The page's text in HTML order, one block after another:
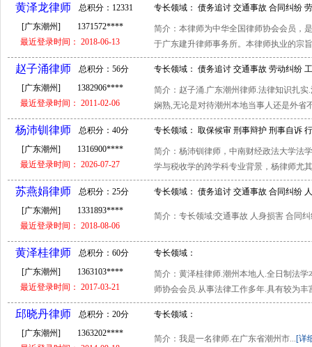
黄泽龙律师 总积分：12331
分
[广东潮州]
1371572****
最近登录时间： 2018-06-13
专长领域： 债务追讨 交通事故 合同纠纷
调查 合同审查 文书代理
简介：本律师为中华全国律师协会会员，
于广东建升律师事务所。本律师执业的宗
赵子涌律师
总积分：56分
[广东潮州]
1382906****
最近登录时间： 2011-02-06
专长领域： 债务追讨 交通事故 劳动纠纷
辩护
简介：赵子涌.广东潮州律师.法律知识扎
娴熟,无论是对待潮州本地当事人还是外省
杨沛钏律师
总积分：40分
[广东潮州]
1316900****
最近登录时间： 2026-07-27
专长领域： 取保候审 刑事辩护 刑事自诉
国安 公司犯罪
简介：杨沛钏律师，中南财经政法大学法
学与税收学的跨学科专业背景，杨律师尤
苏燕娟律师
总积分：25分
[广东潮州]
1331893****
最近登录时间： 2018-08-06
专长领域： 债务追讨 交通事故 合同纠纷
简介：专长领域:交通事故 人身损害 合同
黄泽桂律师
总积分：60分
[广东潮州]
1363103****
最近登录时间： 2017-03-21
专长领域：
简介：黄泽桂律师.潮州本地人.全日制法
师协会会员.从事法律工作多年.具有较为丰
邱晓丹律师
总积分：20分
[广东潮州]
1363202****
专长领域：
简介：我是一名律师.在广东省潮州市...[详